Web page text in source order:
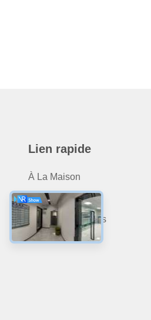
Lien rapide
À La Maison
Produits
À Propos De Nous
Nous Contacter